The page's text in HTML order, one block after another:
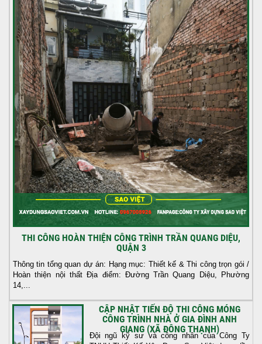
THI CÔNG HOÀN THIỆN CÔNG TRÌNH TRẦN QUANG DIỆU,
QUẬN 3
Thông tin tổng quan dự án: Hạng mục: Thiết kế & Thi công trọn gói /
Hoàn thiện nội thất Địa điểm: Đường Trần Quang Diệu, Phường
14,...
CẬP NHẬT TIẾN ĐỘ THI CÔNG MÓNG
CÔNG TRÌNH NHÀ Ở GIA ĐÌNH ANH
GIANG (XÃ ĐÔNG THẠNH)
Đội ngũ kỹ sư và công nhân của Công Ty